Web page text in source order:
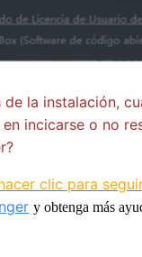
de la instalación,
incicarse o no
clic para
y obtenga más